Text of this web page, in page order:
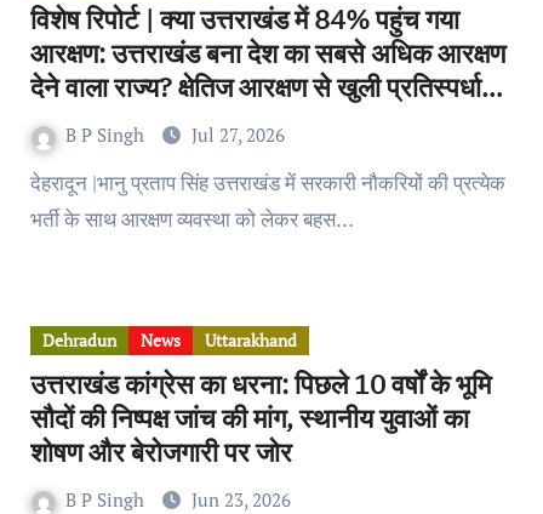
विशेष रिपोर्ट | क्या उत्तराखंड में 84% पहुंच गया
आरक्षण: उत्तराखंड बना देश का सबसे अधिक आरक्षण
देने वाला राज्य? क्षेतिज आरक्षण से खुली प्रतिस्पर्धा
सिमट रही है? आंकड़ों से भयंकर उबाल!
B P Singh Jul 27, 2026
देहरादून |भानु प्रताप सिंह उत्तराखंड में सरकारी नौकरियों की प्रत्येक
भर्ती के साथ आरक्षण व्यवस्था को लेकर बहस…
Dehradun News Uttarakhand
उत्तराखंड कांग्रेस का धरना: पिछले 10 वर्षों के भूमि
सौदों की निष्पक्ष जांच की मांग, स्थानीय युवाओं का
शोषण और बेरोजगारी पर जोर
B P Singh Jun 23, 2026